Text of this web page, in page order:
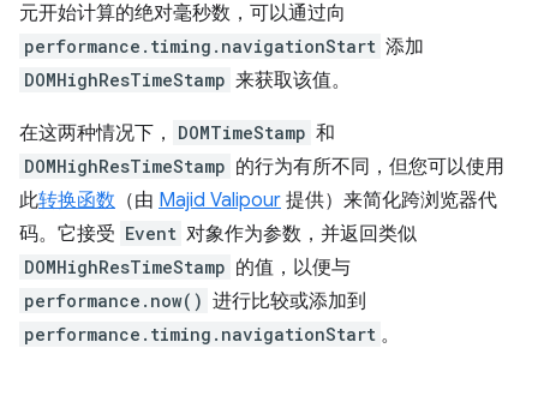
元开始计算的绝对毫秒数，可以通过向
performance.timing.navigationStart 添加
DOMHighResTimeStamp 来获取该值。
在这两种情况下， DOMTimeStamp 和
DOMHighResTimeStamp 的行为有所不同，但您可以使用
此转换函数 （由 Majid Valipour 提供）来简化跨浏览器代
码。它接受 Event 对象作为参数，并返回类似
DOMHighResTimeStamp 的值，以便与
performance.now() 进行比较或添加到
performance.timing.navigationStart 。